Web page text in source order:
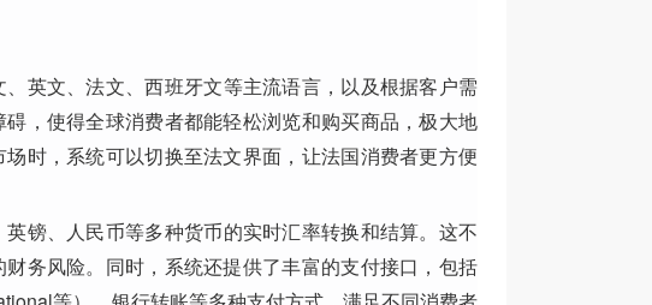
英文、法文、西班牙文等主流语言，以及根据客户需
，使得全球消费者都能轻松浏览和购买商品，极大地
时，系统可以切换至法文界面，让法国消费者更方便
镑、人民币等多种货币的实时汇率转换和结算。这不
务风险。同时，系统还提供了丰富的支付接口，包括